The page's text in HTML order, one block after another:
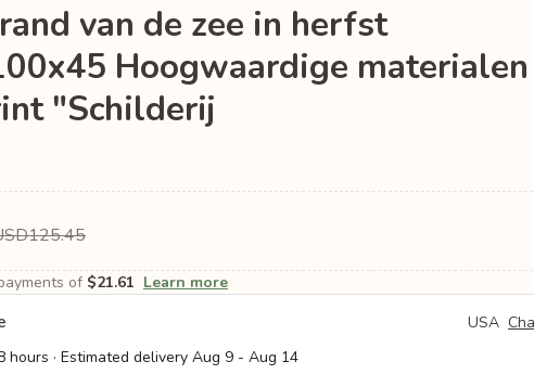
van de zee in herfst
Hoogwaardige materialen
"Schilderij
of $21.61 Learn more
USA
hours · Estimated delivery Aug 9 - Aug 14